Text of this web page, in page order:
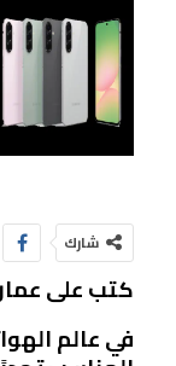
شارك
كتب على
في عالم